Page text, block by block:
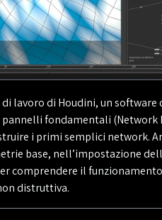
lavoro di Houdini, un
fondamentali (Network
i primi semplici network.
base, nell’impostazione
comprendere il
distruttiva.